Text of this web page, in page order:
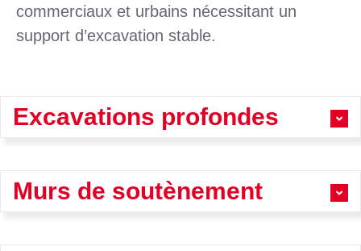
commerciaux et urbains nécessitant un
support d’excavation stable.
Excavations profondes
Murs de soutènement